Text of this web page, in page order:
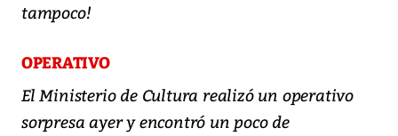
tampoco!
OPERATIVO
El Ministerio de Cultura realizó un operativo
sorpresa ayer y encontró un poco de